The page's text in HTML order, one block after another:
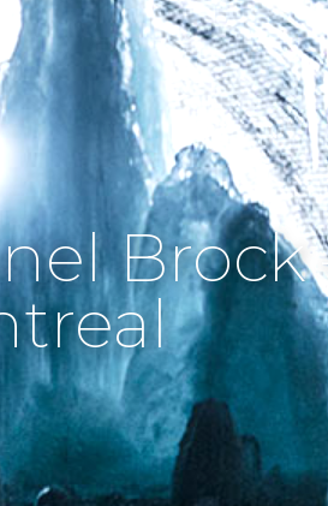
Brock